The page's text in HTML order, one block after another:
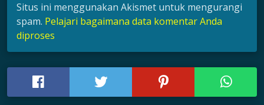
Situs ini menggunakan Akismet untuk mengurangi
spam. Pelajari bagaimana data komentar Anda
diproses